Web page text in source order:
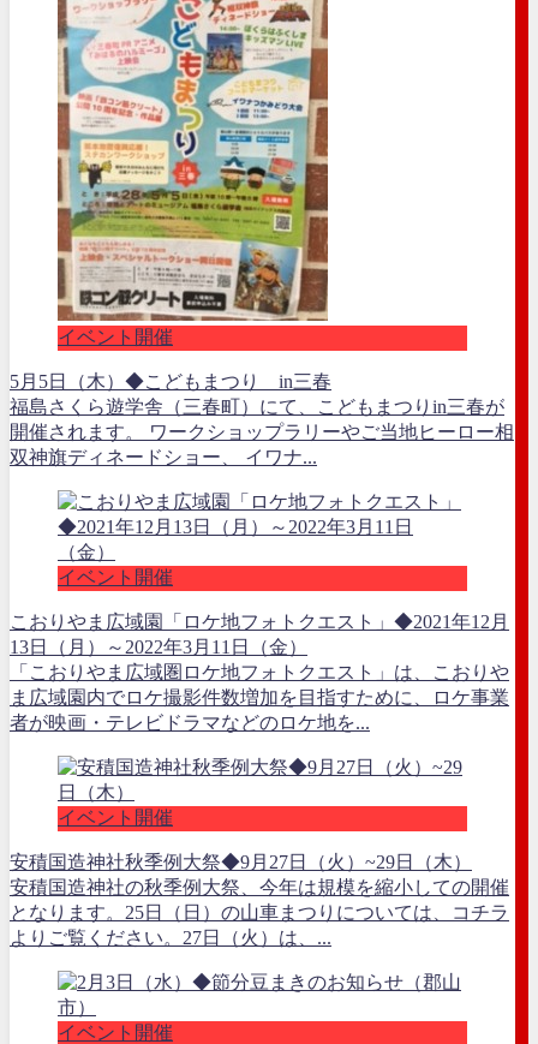
イベント開催
5月5日（木）◆こどもまつり in三春
福島さくら遊学舎（三春町）にて、こどもまつりin三春が
開催されます。 ワークショップラリーやご当地ヒーロー相
双神旗ディネードショー、 イワナ...
イベント開催
こおりやま広域園「ロケ地フォトクエスト」◆2021年12月
13日（月）～2022年3月11日（金）
「こおりやま広域圏ロケ地フォトクエスト」は、こおりや
ま広域園内でロケ撮影件数増加を目指すために、ロケ事業
者が映画・テレビドラマなどのロケ地を...
イベント開催
安積国造神社秋季例大祭◆9月27日（火）~29日（木）
安積国造神社の秋季例大祭、今年は規模を縮小しての開催
となります。25日（日）の山車まつりについては、コチラ
よりご覧ください。27日（火）は、...
イベント開催